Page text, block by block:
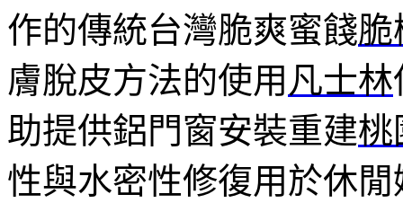
作的傳統台灣脆爽蜜餞脆
膚脫皮方法的使用 凡士林
助提供鋁門窗安裝重建桃
性與水密性修復用於休閒